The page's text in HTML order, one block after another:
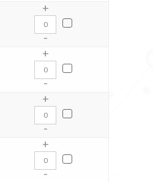
+
-
+
-
+
-
+
-